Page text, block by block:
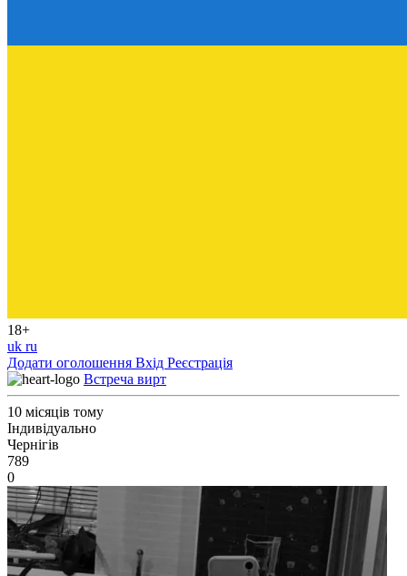
18+
uk ru
Додати оголошення Вхід Реєстрація
Встреча вирт
10 місяців тому
Індивідуально
Чернігів
789
0